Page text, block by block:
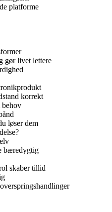
platforme
gør livet lettere
korrekt
behov
løser dem
bæredygtig
skaber tillid